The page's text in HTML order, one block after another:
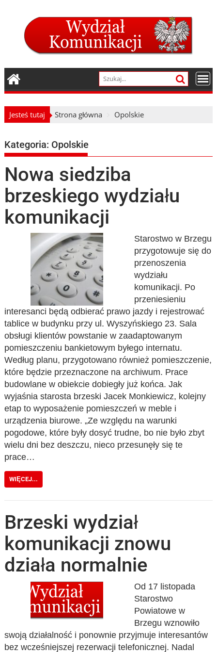
Jesteś tutaj Strona główna Opolskie
Kategoria: Opolskie
Nowa siedziba
brzeskiego wydziału
komunikacji
Starostwo w Brzegu
przygotowuje się do
przenoszenia
wydziału
komunikacji. Po
przeniesieniu
interesanci będą odbierać prawo jazdy i rejestrować
tablice w budynku przy ul. Wyszyńskiego 23. Sala
obsługi klientów powstanie w zaadaptowanym
pomieszczeniu bankietowym byłego internatu.
Według planu, przygotowano również pomieszczenie,
które będzie przeznaczone na archiwum. Prace
budowlane w obiekcie dobiegły już końca. Jak
wyjaśnia starosta brzeski Jacek Monkiewicz, kolejny
etap to wyposażenie pomieszczeń w meble i
urządzenia biurowe. „Ze względu na warunki
pogodowe, które były dosyć trudne, bo nie było zbyt
wielu dni bez deszczu, nieco przesunęły się te
prace…
WIĘCEJ...
Brzeski wydział
komunikacji znowu
działa normalnie
Od 17 listopada
Starostwo
Powiatowe w
Brzegu wznowiło
swoją działalność i ponownie przyjmuje interesantów
bez wcześniejszej rezerwacji telefonicznej. Nadal